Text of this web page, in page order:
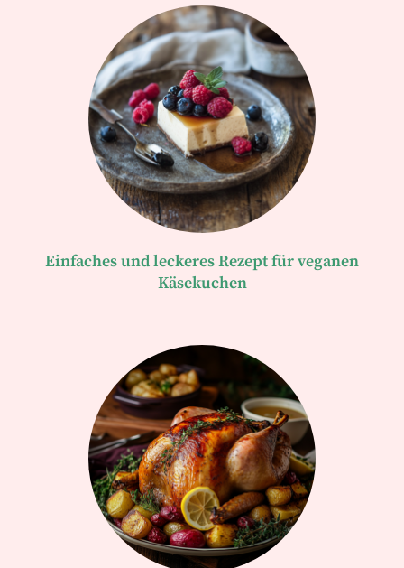
Einfaches und leckeres Rezept für veganen
Käsekuchen